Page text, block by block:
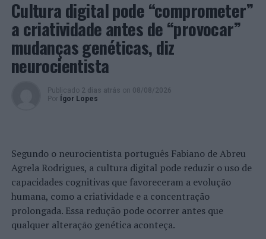
Cultura digital pode “comprometer”
a criatividade antes de “provocar”
mudanças genéticas, diz
neurocientista
Publicado 2 dias atrás on 08/08/2026
Por
Ígor Lopes
Segundo o neurocientista português Fabiano de Abreu
Agrela Rodrigues, a cultura digital pode reduzir o uso de
capacidades cognitivas que favoreceram a evolução
humana, como a criatividade e a concentração
prolongada. Essa redução pode ocorrer antes que
qualquer alteração genética aconteça.